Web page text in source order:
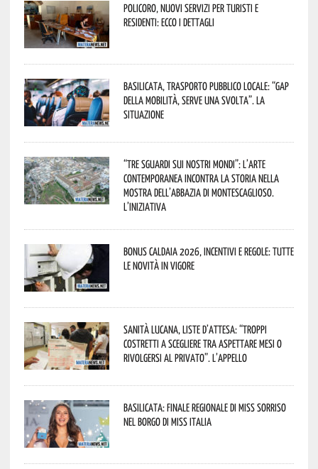
Policoro, nuovi servizi per turisti e
residenti: ecco i dettagli
Basilicata, trasporto pubblico locale: “Gap
della mobilità, serve una svolta”. La
situazione
“Tre Sguardi sui Nostri Mondi”: l’arte
contemporanea incontra la storia nella
mostra dell’Abbazia di Montescaglioso.
L’iniziativa
Bonus caldaia 2026, incentivi e regole: tutte
le novità in vigore
Sanità lucana, liste d’attesa: “Troppi
costretti a scegliere tra aspettare mesi o
rivolgersi al privato”. L’appello
Basilicata: finale regionale di Miss Sorriso
nel borgo di Miss Italia